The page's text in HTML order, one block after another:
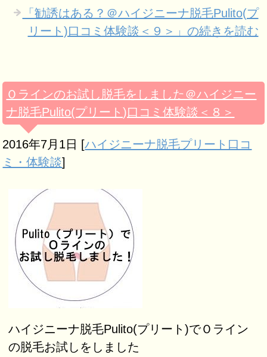
「勧誘はある？＠ハイジニーナ脱毛Pulito(プ
リート)口コミ体験談＜９＞」の続きを読む
Ｏラインのお試し脱毛をしました＠ハイジニー
ナ脱毛Pulito(プリート)口コミ体験談＜８＞
2016年7月1日 [ハイジニーナ脱毛プリート口コ
ミ・体験談]
ハイジニーナ脱毛Pulito(プリート)でＯライン
の脱毛お試しをしました